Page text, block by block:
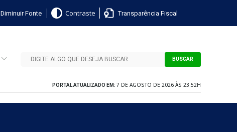
Diminuir Fonte Contraste Transparência Fiscal
BUSCAR
PORTAL ATUALIZADO EM: 7 DE AGOSTO DE 2026 ÀS 23:52H